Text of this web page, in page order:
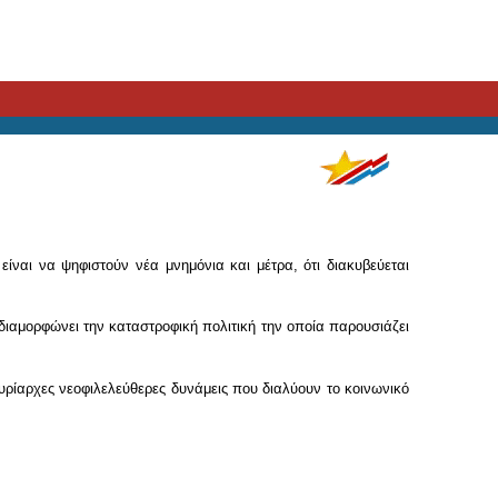
να ψηφιστούν νέα μνημόνια και μέτρα, ότι διακυβεύεται
την καταστροφική πολιτική την οποία παρουσιάζει
νεοφιλελεύθερες δυνάμεις που διαλύουν το κοινωνικό